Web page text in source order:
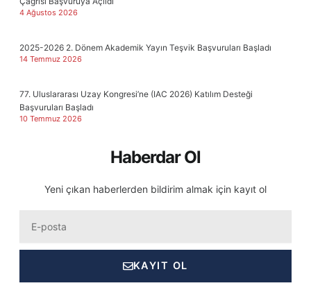
4 Ağustos 2026
2025-2026 2. Dönem Akademik Yayın Teşvik Başvuruları Başladı
14 Temmuz 2026
77. Uluslararası Uzay Kongresi’ne (IAC 2026) Katılım Desteği
Başvuruları Başladı
10 Temmuz 2026
Haberdar Ol
Yeni çıkan haberlerden bildirim almak için kayıt ol
KAYIT OL